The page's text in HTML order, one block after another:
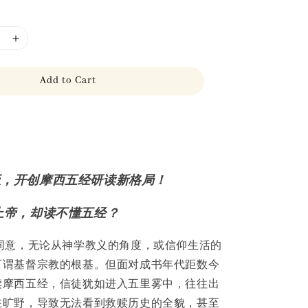
Add to Cart
开创摩西五经研读新格局！
，却读不懂五经？
，无论从神学教义的角度，或信仰生活的
基督宗教的根基。但面对成书年代距数今
西五经，信徒犹如进入五里雾中，往往出
野，导致无法看到救赎历史的全貌，甚至